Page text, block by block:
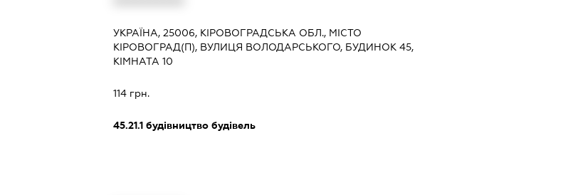
УКРАЇНА, 25006, КІРОВОГРАДСЬКА ОБЛ., МІСТО
КІРОВОГРАД(П), ВУЛИЦЯ ВОЛОДАРСЬКОГО, БУДИНОК 45,
КІМНАТА 10
114 грн.
45.21.1будівництво будівель